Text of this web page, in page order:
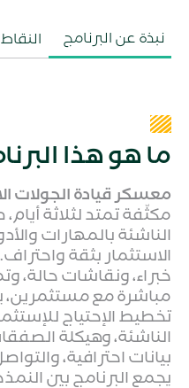
نبذة عن البرنامج
ما هو هذا
معسكر قيادة الجولات
مكثّفة تمتد لثلاثة
الناشئة بالمهارات
الاستثمار بثقة
خبراء، ونقاشات حالة،
مباشرة مع مستثمرين،
تخطيط الإحتياج
الناشئة، وهيكلة
بيانات احترافية،
يجمع البرنامج بين